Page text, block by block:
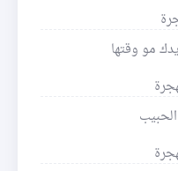
مو وقتها